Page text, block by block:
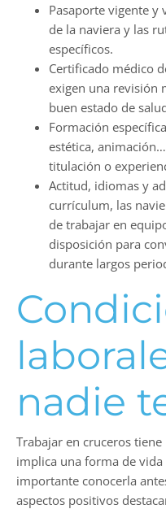
Pasaporte vigente y
de la naviera y las
específicos.
Certificado médico
exigen una revisión
buen estado de
Formación
estética,
titulación o
Actitud, idiomas y
currículum, las
de trabajar en
disposición para
durante largos
nadie
Trabajar en cruceros
implica una forma de
importante conocerla
aspectos positivos